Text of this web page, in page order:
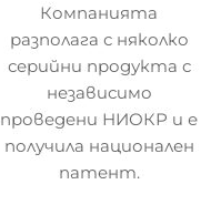
Компанията
разполага с няколко
серийни продукта с
независимо
проведени НИОКР и е
получила национален
патент.